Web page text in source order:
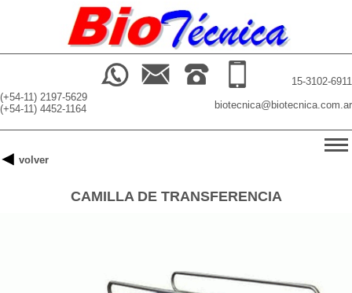
(+54-11) 2197-5629
(+54-11) 4452-1164
15-3102-6911
biotecnica@biotecnica.com.ar
PRODUCTOS
volver
CAMILLA DE TRANSFERENCIA